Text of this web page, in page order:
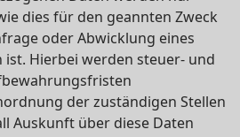
dies für den geannten Zweck
oder Abwicklung eines
Hierbei werden steuer- und
der zuständigen Stellen
Auskunft über diese Daten